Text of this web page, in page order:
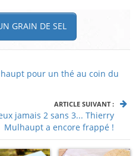
GRAIN DE SEL
pour un thé au coin du
ARTICLE SUIVANT :
jamais 2 sans 3... Thierry
Mulhaupt a encore frappé !